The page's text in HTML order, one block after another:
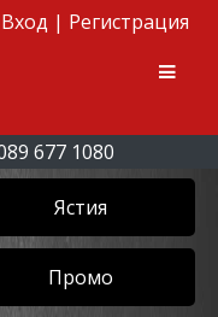
Вход | Регистрация
677 1080
Ястия
Промо